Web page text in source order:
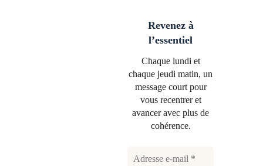
Revenez à
l’essentiel
Chaque lundi et
chaque jeudi matin, un
message court pour
vous recentrer et
avancer avec plus de
cohérence.